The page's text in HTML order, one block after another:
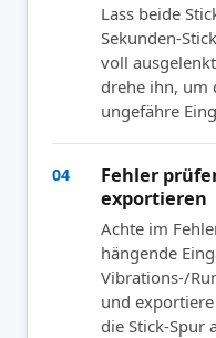
Lass beide
Sekunden-
voll
drehe ihn, um
ungefähre
04
Fehler
exportieren
Achte im
hängende
Vibrations-/
und exportiere
die Stick-Spur